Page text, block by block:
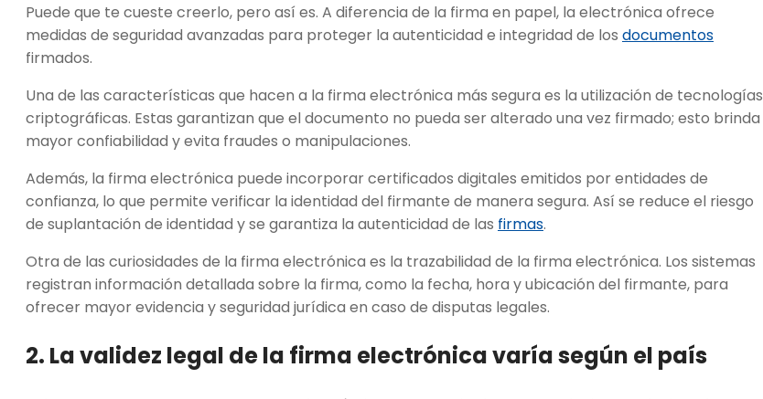
Puede que te cueste creerlo, pero así es. A diferencia de la firma en papel, la electrónica ofrece
medidas de seguridad avanzadas para proteger la autenticidad e integridad de los documentos
firmados.
Una de las características que hacen a la firma electrónica más segura es la utilización de tecnologías
criptográficas. Estas garantizan que el documento no pueda ser alterado una vez firmado; esto brinda
mayor confiabilidad y evita fraudes o manipulaciones.
Además, la firma electrónica puede incorporar certificados digitales emitidos por entidades de
confianza, lo que permite verificar la identidad del firmante de manera segura. Así se reduce el riesgo
de suplantación de identidad y se garantiza la autenticidad de las firmas.
Otra de las curiosidades de la firma electrónica es la trazabilidad de la firma electrónica. Los sistemas
registran información detallada sobre la firma, como la fecha, hora y ubicación del firmante, para
ofrecer mayor evidencia y seguridad jurídica en caso de disputas legales.
2. La validez legal de la firma electrónica varía según el país